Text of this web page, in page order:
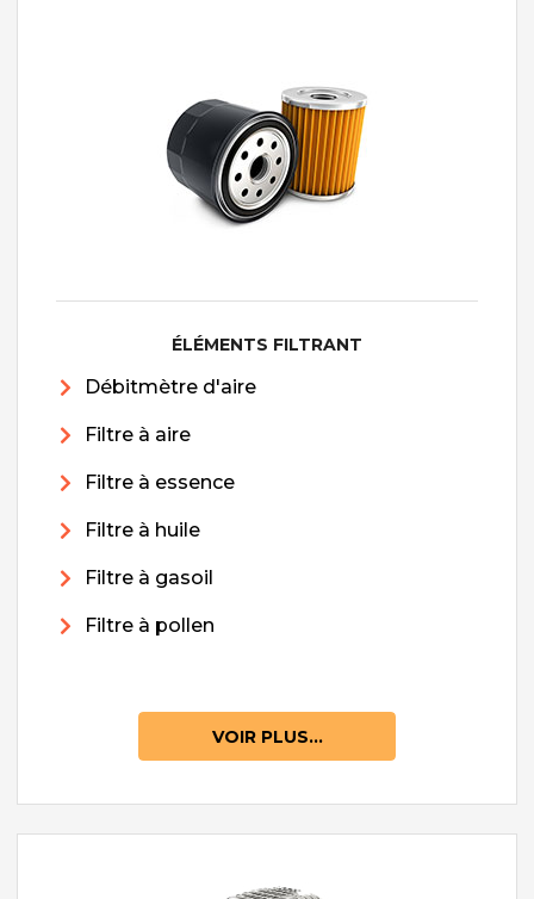
ÉLÉMENTS FILTRANT
Débitmètre d'aire
Filtre à aire
Filtre à essence
Filtre à huile
Filtre à gasoil
Filtre à pollen
VOIR PLUS...